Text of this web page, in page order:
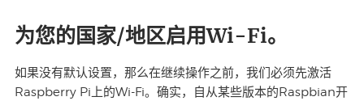
为您的国家/地区启用Wi-Fi。
如果没有默认设置，那么在继续操作之前，我们必须先激活
Raspberry Pi上的Wi-Fi。确实，自从某些版本的Raspbian开